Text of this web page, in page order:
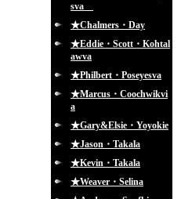
sva
★Chalmers・Day
★Eddie・Scott・Kohtal
awva
★Philbert・Poseyesva
★Marcus・Coochwikvi
a
★Gary&Elsie・Yoyokie
★Jason・Takala
★Kevin・Takala
★Weaver・Selina